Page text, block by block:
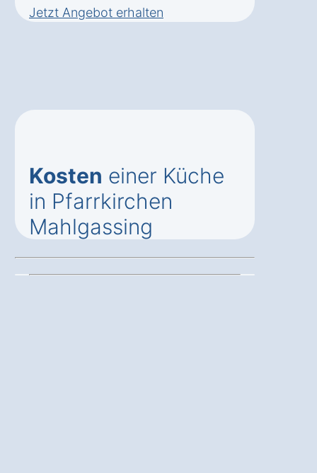
Jetzt Angebot erhalten
Kosten einer Küche
in Pfarrkirchen
Mahlgassing